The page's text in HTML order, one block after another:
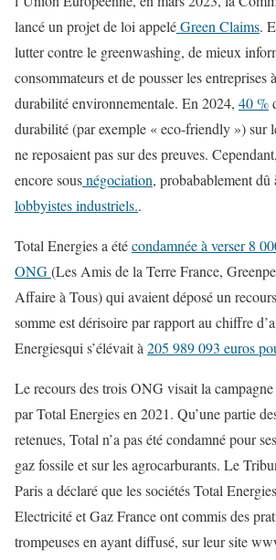
lancé un projet de loi appeléGreen Claims.
lutter contre le greenwashing, de mieux
consommateurs et de pousser les entreprises
durabilité environnementale. En 2024, 40 %
durabilité (par exemple « eco-friendly ») sur
ne reposaient pas sur des preuves.
encore sousnégociation, probabablement dû
lobbyistes industriels..
Total Energies a étécondamnée à verser 8
ONG(Les Amis de la Terre France,
Affaire à Tous) qui avaient déposé un
somme est dérisoire par rapport au chiffre
Energiesqui s’élévait à 205 989 093 euros
Le recours des trois ONG visait la
par Total Energies en 2021. Qu’une partie
retenues, Total n’a pas été condamné pour
gaz fossile et sur les agrocarburants. Le
Paris a déclaré que les sociétés Total
Electricité et Gaz France ont commis des
trompeuses en ayant diffusé, sur leur site